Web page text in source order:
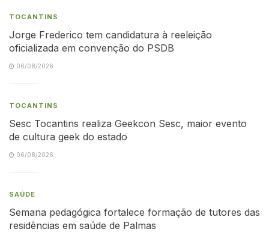
TOCANTINS
Jorge Frederico tem candidatura à reeleição
oficializada em convenção do PSDB
06/08/2026
TOCANTINS
Sesc Tocantins realiza Geekcon Sesc, maior evento
de cultura geek do estado
06/08/2026
SAÚDE
Semana pedagógica fortalece formação de tutores das
residências em saúde de Palmas